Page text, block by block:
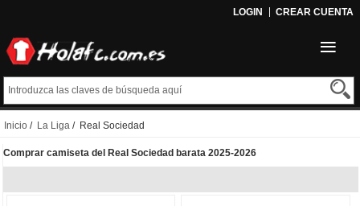
LOGIN CREAR CUENTA
Inicio / La Liga / Real Sociedad
Comprar camiseta del Real Sociedad barata 2025-2026